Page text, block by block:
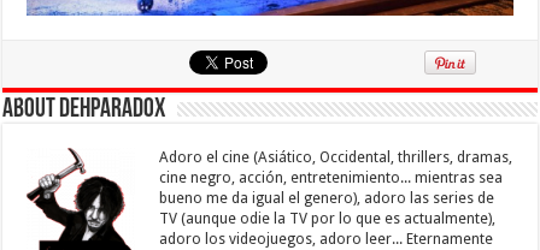
About Dehparadox
Adoro el cine (Asiático, Occidental, thrillers, dramas,
cine negro, acción, entretenimiento... mientras sea
bueno me da igual el genero), adoro las series de
TV (aunque odie la TV por lo que es actualmente),
adoro los videojuegos, adoro leer... Eternamente